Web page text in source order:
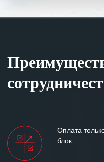
Оплата
блок